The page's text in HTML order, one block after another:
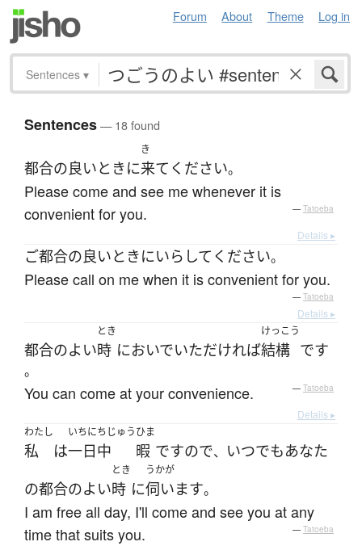
Forum About Theme Log in
Sentences ▾
Sentences— 18 found
都合の良いときに
き
来て ください。
Please come and see me whenever it is
convenient for you.
— Tatoeba
Details ▸
ご都合の良いときにいらして ください。
Please call on me when it is convenient for you.
— Tatoeba
Details ▸
都合のよい
とき
時 においでいただければ
けっこう
結構 です
。
You can come at your convenience. — Tatoeba
Details ▸
わたし
私 は
いちにちじゅう
一日中
ひま
暇 ですので、 いつでもあなた
の都合のよい
とき
時 に
うかが
伺います。
I am free all day, I'll come and see you at any
time that suits you.
— Tatoeba